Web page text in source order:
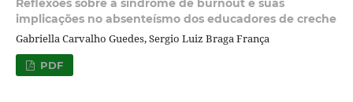
Reflexões sobre a síndrome de burnout e suas
implicações no absenteísmo dos educadores de creche
Gabriella Carvalho Guedes, Sergio Luiz Braga França
PDF